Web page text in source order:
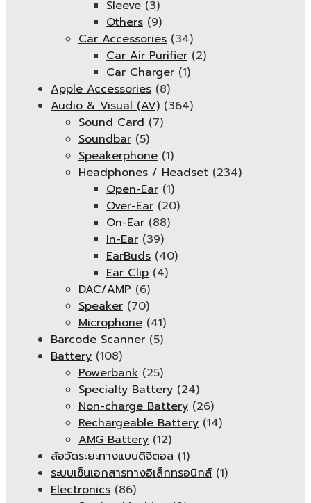
Sleeve (3)
Others (9)
Car Accessories (34)
Car Air Purifier (2)
Car Charger (1)
Apple Accessories (8)
Audio & Visual (AV) (364)
Sound Card (7)
Soundbar (5)
Speakerphone (1)
Headphones / Headset (234)
Open-Ear (1)
Over-Ear (20)
On-Ear (88)
In-Ear (39)
EarBuds (40)
Ear Clip (4)
DAC/AMP (6)
Speaker (70)
Microphone (41)
Barcode Scanner (5)
Battery (108)
Powerbank (25)
Specialty Battery (24)
Non-charge Battery (26)
Rechargeable Battery (14)
AMG Battery (12)
ล้อวัดระยะทางแบบดิจิตอล (1)
ระบบเซ็นเอกสารทางอิเล็กทรอนิกส์ (1)
Electronics (86)